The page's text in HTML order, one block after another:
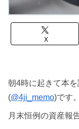
X
朝4時に起きて本
(@4ji_memo)です。
月末恒例の資産報